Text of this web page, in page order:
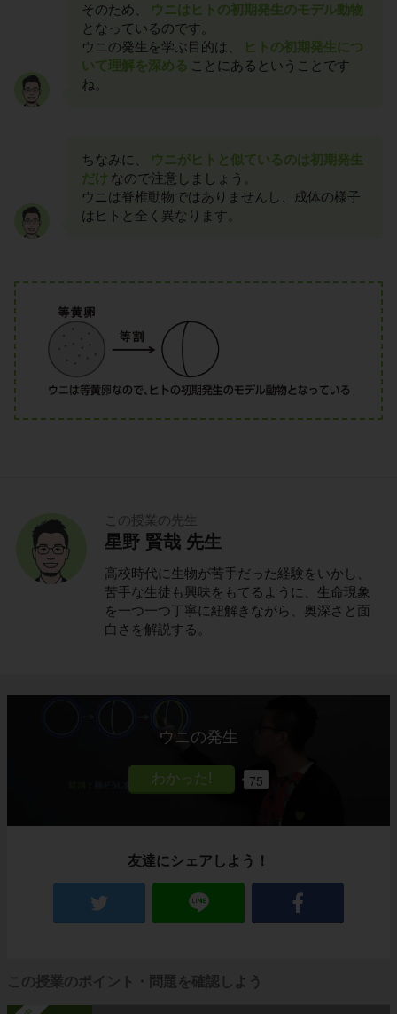
そのため、
ウニはヒトの初期発生のモデル動物
となっているのです。
ウニの発生を学ぶ目的は、
ヒトの初期発生につ
いて理解を深める ことにあるということです
ね。
ちなみに、
ウニがヒトと似ているのは初期発生
だけ なので注意しましょう。
ウニは脊椎動物ではありませんし、成体の様子
はヒトと全く異なります。
この授業の先生
星野 賢哉 先生
高校時代に生物が苦手だった経験をいかし、
苦手な生徒も興味をもてるように、生命現象
を一つ一つ丁寧に紐解きながら、奥深さと面
白さを解説する。
ウニの発生
75
友達にシェアしよう！
この授業のポイント・問題を確認しよう